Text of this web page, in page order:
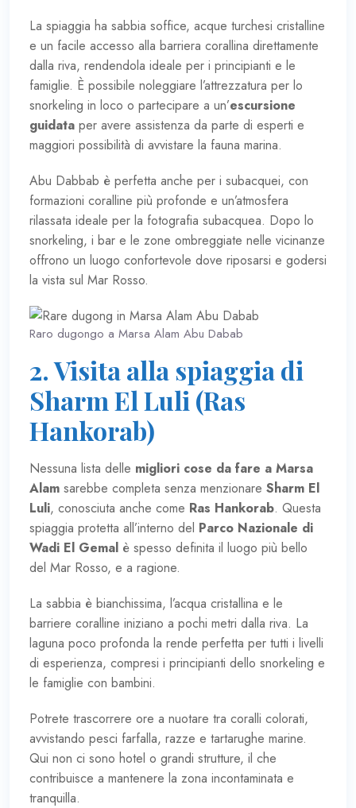
La spiaggia ha sabbia soffice, acque turchesi cristalline
e un facile accesso alla barriera corallina direttamente
dalla riva, rendendola ideale per i principianti e le
famiglie. È possibile noleggiare l’attrezzatura per lo
snorkeling in loco o partecipare a un’escursione
guidata per avere assistenza da parte di esperti e
maggiori possibilità di avvistare la fauna marina.
Abu Dabbab è perfetta anche per i subacquei, con
formazioni coralline più profonde e un’atmosfera
rilassata ideale per la fotografia subacquea. Dopo lo
snorkeling, i bar e le zone ombreggiate nelle vicinanze
offrono un luogo confortevole dove riposarsi e godersi
la vista sul Mar Rosso.
Raro dugongo a Marsa Alam Abu Dabab
2. Visita alla spiaggia di
Sharm El Luli (Ras
Hankorab)
Nessuna lista delle migliori cose da fare a Marsa
Alam sarebbe completa senza menzionare Sharm El
Luli, conosciuta anche come Ras Hankorab. Questa
spiaggia protetta all’interno del Parco Nazionale di
Wadi El Gemal è spesso definita il luogo più bello
del Mar Rosso, e a ragione.
La sabbia è bianchissima, l’acqua cristallina e le
barriere coralline iniziano a pochi metri dalla riva. La
laguna poco profonda la rende perfetta per tutti i livelli
di esperienza, compresi i principianti dello snorkeling e
le famiglie con bambini.
Potrete trascorrere ore a nuotare tra coralli colorati,
avvistando pesci farfalla, razze e tartarughe marine.
Qui non ci sono hotel o grandi strutture, il che
contribuisce a mantenere la zona incontaminata e
tranquilla.